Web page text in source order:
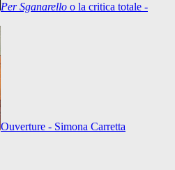
Per Sganarello o la critica totale -
Ouverture - Simona Carretta